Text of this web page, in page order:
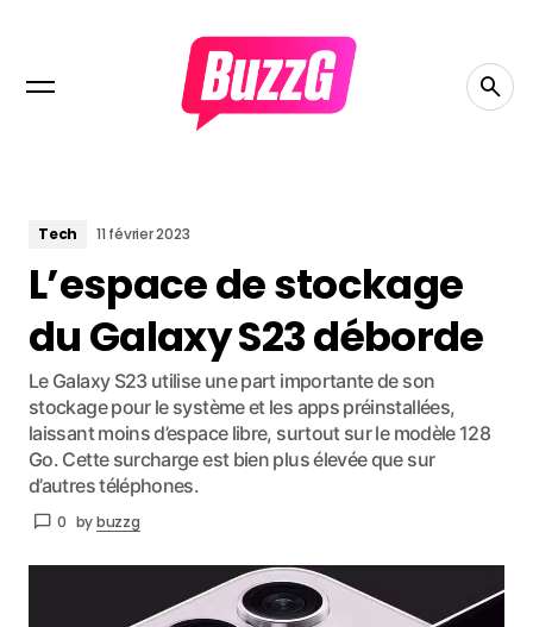
Tech 11 février 2023
L’espace de stockage
du Galaxy S23 déborde
Le Galaxy S23 utilise une part importante de son
stockage pour le système et les apps préinstallées,
laissant moins d’espace libre, surtout sur le modèle 128
Go. Cette surcharge est bien plus élevée que sur
d’autres téléphones.
0 bybuzzg